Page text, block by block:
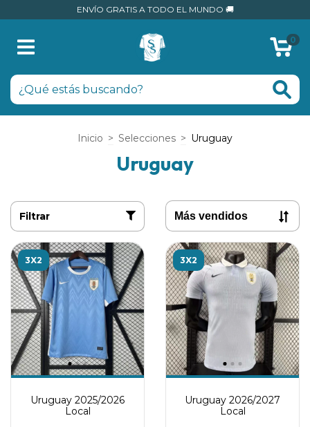
ENVÍO GRATIS A TODO EL MUNDO 🚚
0
Inicio > Selecciones > Uruguay
Uruguay
Filtrar
3X2
Uruguay 2025/2026
Local
3X2
Uruguay 2026/2027
Local